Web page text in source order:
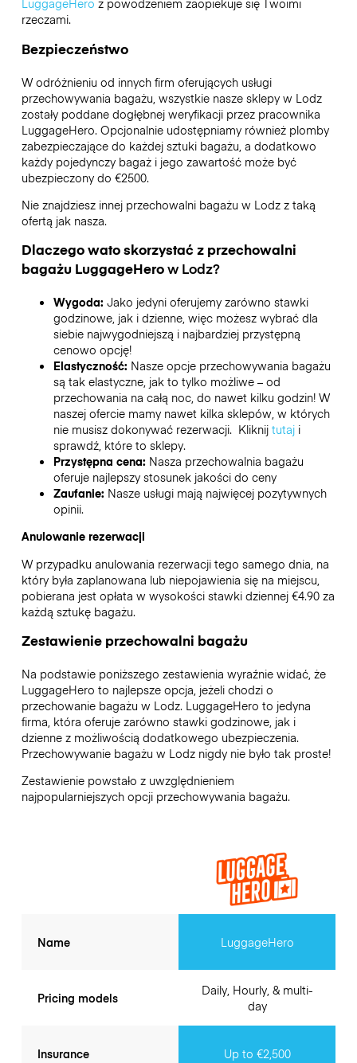
LuggageHero z powodzeniem zaopiekuje się Twoimi
rzeczami.
Bezpieczeństwo
W odróżnieniu od innych firm oferujących usługi
przechowywania bagażu, wszystkie nasze sklepy w Lodz
zostały poddane dogłębnej weryfikacji przez pracownika
LuggageHero. Opcjonalnie udostępniamy również plomby
zabezpieczające do każdej sztuki bagażu, a dodatkowo
każdy pojedynczy bagaż i jego zawartość może być
ubezpieczony do €2500.
Nie znajdziesz innej przechowalni bagażu w Lodzz taką
ofertą jak nasza.
Dlaczego wato skorzystać z przechowalni
bagażu LuggageHerow Lodz?
Wygoda: Jako jedyni oferujemy zarówno stawki
godzinowe, jak i dzienne, więc możesz wybrać dla
siebie najwygodniejszą i najbardziej przystępną
cenowo opcję!
Elastyczność: Nasze opcje przechowywania bagażu
są tak elastyczne, jak to tylko możliwe – od
przechowania na całą noc, do nawet kilku godzin! W
naszej ofercie mamy nawet kilka sklepów, w których
nie musisz dokonywać rezerwacji. Kliknij tutaji
sprawdź, które to sklepy.
Przystępna cena: Nasza przechowalnia bagażu
oferuje najlepszy stosunek jakości do ceny
Zaufanie: Nasze usługi mają najwięcej pozytywnych
opinii.
Anulowanie rezerwacji
W przypadku anulowania rezerwacji tego samego dnia, na
który była zaplanowana lub niepojawienia się na miejscu,
pobierana jest opłata w wysokości stawki dziennej €4.90 za
każdą sztukę bagażu.
Zestawienie przechowalni bagażu
Na podstawie poniższego zestawienia wyraźnie widać, że
LuggageHero to najlepsze opcja, jeżeli chodzi o
przechowanie bagażu w Lodz. LuggageHero to jedyna
firma, która oferuje zarówno stawki godzinowe, jak i
dzienne z możliwością dodatkowego ubezpieczenia.
Przechowywanie bagażu w Lodznigdy nie było tak proste!
Zestawienie powstało z uwzględnieniem
najpopularniejszych opcji przechowywania bagażu.
Name
Pricing models
Insurance
LuggageHero
Daily, Hourly, & multi-
day
Up to €2,500